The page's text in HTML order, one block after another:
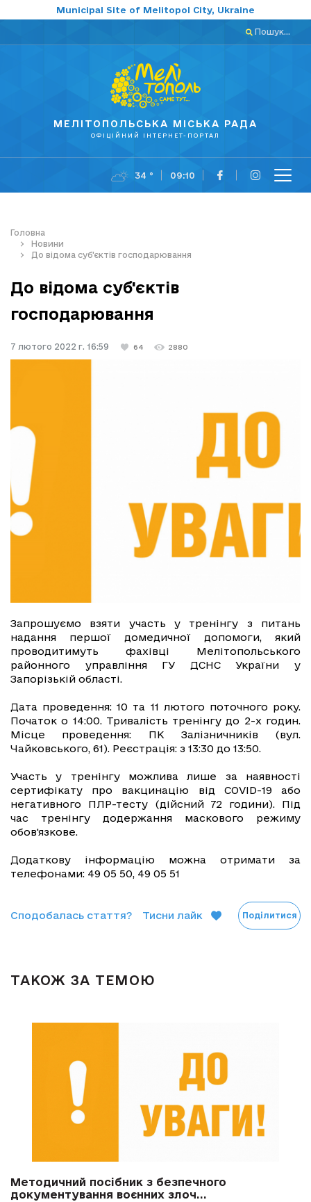
Municipal Site of Melitopol City, Ukraine
Пошук...
МЕЛІТОПОЛЬСЬКА МІСЬКА РАДА
ОФІЦІЙНИЙ ІНТЕРНЕТ-ПОРТАЛ
34 ° 09:10
Головна
Новини
До відома суб'єктів господарювання
До відома суб'єктів
господарювання
7 лютого 2022 г. 16:59 64 2880
Запрошуємо взяти участь у тренінгу з питань
надання першої домедичної допомоги, який
проводитимуть фахівці Мелітопольського
районного управління ГУ ДСНС України у
Запорізькій області.
Дата проведення: 10 та 11 лютого поточного року.
Початок о 14:00. Тривалість тренінгу до 2-х годин.
Місце проведення: ПК Залізничників (вул.
Чайковського, 61). Реєстрація: з 13:30 до 13:50.
Участь у тренінгу можлива лише за наявності
сертифікату про вакцинацію від COVID-19 або
негативного ПЛР-тесту (дійсний 72 години). Під
час тренінгу додержання маскового режиму
обов'язкове.
Додаткову інформацію можна отримати за
телефонами: 49 05 50, 49 05 51
Сподобалась стаття? Тисни лайк Поділитися
ТАКОЖ ЗА ТЕМОЮ
Методичний посібник з безпечного
документування воєнних злоч...